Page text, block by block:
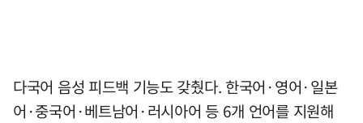
다국어 음성 피드백 기능도 갖췄다. 한국어·영어·일본
어·중국어·베트남어·러시아어 등 6개 언어를 지원해